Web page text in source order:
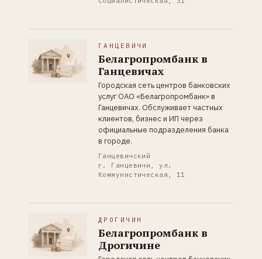
ГАНЦЕВИЧИ
Белагропромбанк в
Ганцевичах
Городская сеть центров банковских
услуг ОАО «Белагропромбанк» в
Ганцевичах. Обслуживает частных
клиентов, бизнес и ИП через
официальные подразделения банка
в городе.
Ганцевичский
г. Ганцевичи, ул.
Коммунистическая, 11
ДРОГИЧИН
Белагропромбанк в
Дрогичине